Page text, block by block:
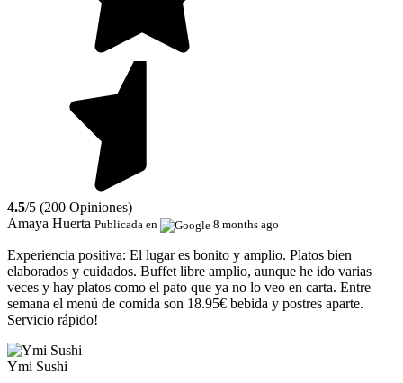
4.5/5 (200 Opiniones)
Amaya Huerta Publicada en 8 months ago
Experiencia positiva: El lugar es bonito y amplio. Platos bien
elaborados y cuidados. Buffet libre amplio, aunque he ido varias
veces y hay platos como el pato que ya no lo veo en carta. Entre
semana el menú de comida son 18.95€ bebida y postres aparte.
Servicio rápido!
Ymi Sushi